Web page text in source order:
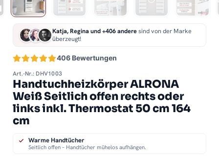
406 Bewertungen
Katja, Regina und +406 anderesind von der Marke
überzeugt!
Art.-Nr.: DHV1003
Handtuchheizkörper ALRONA
Weiß Seitlich offen rechts oder
links inkl. Thermostat 50 cm 164
cm
Warme Handtücher
Seitlich offen – Handtücher mühelos aufhängen.